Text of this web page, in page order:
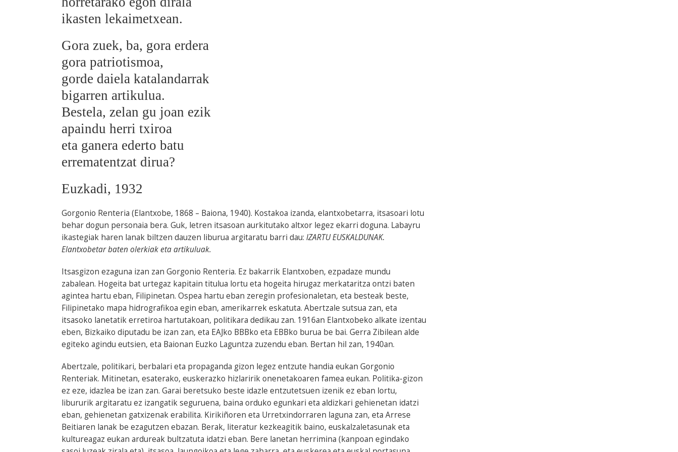
ikasten lekaimetxean.
Gora zuek, ba, gora erdera
gora patriotismoa,
gorde daiela katalandarrak
bigarren artikulua.
Bestela, zelan gu joan ezik
apaindu herri txiroa
eta ganera ederto batu
errematentzat dirua?
Euzkadi, 1932
Gorgonio Renteria (Elantxobe, 1868 – Baiona, 1940). Kostakoa izanda, elantxobetarra, itsasoari lotu
behar dogun personaia bera. Guk, letren itsasoan aurkitutako altxor legez ekarri doguna. Labayru
ikastegiak haren lanak biltzen dauzen liburua argitaratu barri dau: IZARTU EUSKALDUNAK.
Elantxobetar baten olerkiak eta artikuluak.
Itsasgizon ezaguna izan zan Gorgonio Renteria. Ez bakarrik Elantxoben, ezpadaze mundu
zabalean. Hogeita bat urtegaz kapitain titulua lortu eta hogeita hirugaz merkataritza ontzi baten
agintea hartu eban, Filipinetan. Ospea hartu eban zeregin profesionaletan, eta besteak beste,
Filipinetako mapa hidrografikoa egin eban, amerikarrek eskatuta. Abertzale sutsua zan, eta
itsasoko lanetatik erretiroa hartutakoan, politikara dedikau zan. 1916an Elantxobeko alkate izentau
eben, Bizkaiko diputadu be izan zan, eta EAJko BBBko eta EBBko burua be bai. Gerra Zibilean alde
egiteko agindu eutsien, eta Baionan Euzko Laguntza zuzendu eban. Bertan hil zan, 1940an.
Abertzale, politikari, berbalari eta propaganda gizon legez entzute handia eukan Gorgonio
Renteriak. Mitinetan, esaterako, euskerazko hizlaririk onenetakoaren famea eukan. Politika-gizon
ez eze, idazlea be izan zan. Garai beretsuko beste idazle entzutetsuen izenik ez eban lortu,
libururik argitaratu ez izangatik seguruena, baina orduko egunkari eta aldizkari gehienetan idatzi
eban, gehienetan gatxizenak erabilita. Kirikiñoren eta Urretxindorraren laguna zan, eta Arrese
Beitiaren lanak be ezagutzen ebazan. Berak, literatur kezkeagitik baino, euskalzaletasunak eta
kultureagaz eukan ardureak bultzatuta idatzi eban. Bere lanetan herrimina (kanpoan egindako